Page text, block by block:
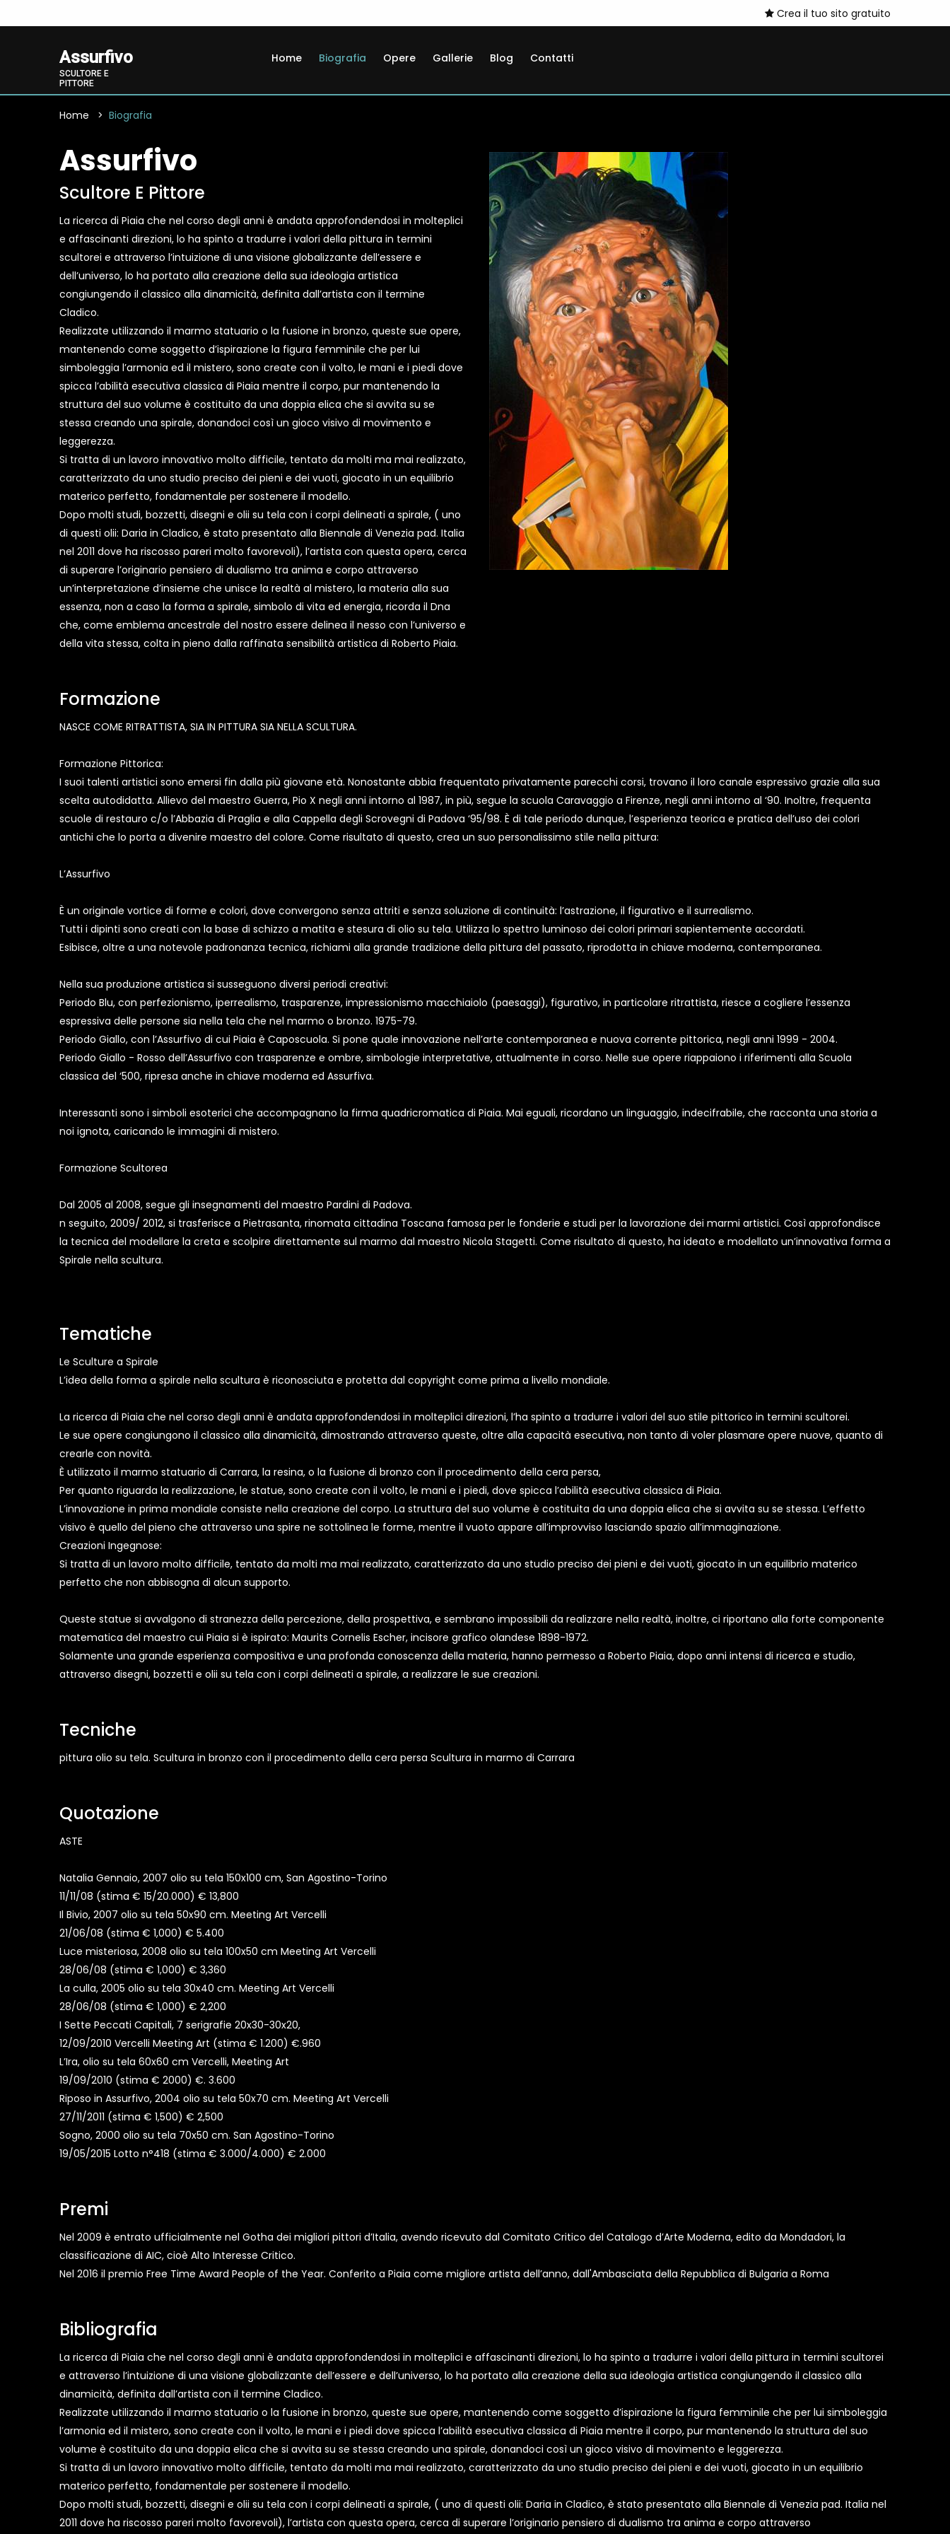
Crea il tuo sito gratuito
Assurfivo
SCULTORE E
PITTORE
Home Biografia Opere Gallerie Blog Contatti
Home Biografia
Assurfivo
Scultore E Pittore
La ricerca di Piaia che nel corso degli anni è andata approfondendosi in molteplici
e affascinanti direzioni, lo ha spinto a tradurre i valori della pittura in termini
scultorei e attraverso l’intuizione di una visione globalizzante dell’essere e
dell’universo, lo ha portato alla creazione della sua ideologia artistica
congiungendo il classico alla dinamicità, definita dall’artista con il termine
Cladico.
Realizzate utilizzando il marmo statuario o la fusione in bronzo, queste sue opere,
mantenendo come soggetto d’ispirazione la figura femminile che per lui
simboleggia l’armonia ed il mistero, sono create con il volto, le mani e i piedi dove
spicca l’abilità esecutiva classica di Piaia mentre il corpo, pur mantenendo la
struttura del suo volume è costituito da una doppia elica che si avvita su se
stessa creando una spirale, donandoci così un gioco visivo di movimento e
leggerezza.
Si tratta di un lavoro innovativo molto difficile, tentato da molti ma mai realizzato,
caratterizzato da uno studio preciso dei pieni e dei vuoti, giocato in un equilibrio
materico perfetto, fondamentale per sostenere il modello.
Dopo molti studi, bozzetti, disegni e olii su tela con i corpi delineati a spirale, ( uno
di questi olii: Daria in Cladico, è stato presentato alla Biennale di Venezia pad. Italia
nel 2011 dove ha riscosso pareri molto favorevoli), l’artista con questa opera, cerca
di superare l’originario pensiero di dualismo tra anima e corpo attraverso
un’interpretazione d’insieme che unisce la realtà al mistero, la materia alla sua
essenza, non a caso la forma a spirale, simbolo di vita ed energia, ricorda il Dna
che, come emblema ancestrale del nostro essere delinea il nesso con l’universo e
della vita stessa, colta in pieno dalla raffinata sensibilità artistica di Roberto Piaia.
Formazione
NASCE COME RITRATTISTA, SIA IN PITTURA SIA NELLA SCULTURA.
Formazione Pittorica:
I suoi talenti artistici sono emersi fin dalla più giovane età. Nonostante abbia frequentato privatamente parecchi corsi, trovano il loro canale espressivo grazie alla sua
scelta autodidatta. Allievo del maestro Guerra, Pio X negli anni intorno al 1987, in più, segue la scuola Caravaggio a Firenze, negli anni intorno al ‘90. Inoltre, frequenta
scuole di restauro c/o l’Abbazia di Praglia e alla Cappella degli Scrovegni di Padova ‘95/98. È di tale periodo dunque, l’esperienza teorica e pratica dell’uso dei colori
antichi che lo porta a divenire maestro del colore. Come risultato di questo, crea un suo personalissimo stile nella pittura:
L’Assurfivo
È un originale vortice di forme e colori, dove convergono senza attriti e senza soluzione di continuità: l’astrazione, il figurativo e il surrealismo.
Tutti i dipinti sono creati con la base di schizzo a matita e stesura di olio su tela. Utilizza lo spettro luminoso dei colori primari sapientemente accordati.
Esibisce, oltre a una notevole padronanza tecnica, richiami alla grande tradizione della pittura del passato, riprodotta in chiave moderna, contemporanea.
Nella sua produzione artistica si susseguono diversi periodi creativi:
Periodo Blu, con perfezionismo, iperrealismo, trasparenze, impressionismo macchiaiolo (paesaggi), figurativo, in particolare ritrattista, riesce a cogliere l’essenza
espressiva delle persone sia nella tela che nel marmo o bronzo. 1975-79.
Periodo Giallo, con l’Assurfivo di cui Piaia è Caposcuola. Si pone quale innovazione nell’arte contemporanea e nuova corrente pittorica, negli anni 1999 - 2004.
Periodo Giallo - Rosso dell’Assurfivo con trasparenze e ombre, simbologie interpretative, attualmente in corso. Nelle sue opere riappaiono i riferimenti alla Scuola
classica del ‘500, ripresa anche in chiave moderna ed Assurfiva.
Interessanti sono i simboli esoterici che accompagnano la firma quadricromatica di Piaia. Mai eguali, ricordano un linguaggio, indecifrabile, che racconta una storia a
noi ignota, caricando le immagini di mistero.
Formazione Scultorea
Dal 2005 al 2008, segue gli insegnamenti del maestro Pardini di Padova.
n seguito, 2009/ 2012, si trasferisce a Pietrasanta, rinomata cittadina Toscana famosa per le fonderie e studi per la lavorazione dei marmi artistici. Così approfondisce
la tecnica del modellare la creta e scolpire direttamente sul marmo dal maestro Nicola Stagetti. Come risultato di questo, ha ideato e modellato un’innovativa forma a
Spirale nella scultura.
Tematiche
Le Sculture a Spirale
L’idea della forma a spirale nella scultura è riconosciuta e protetta dal copyright come prima a livello mondiale.
La ricerca di Piaia che nel corso degli anni è andata approfondendosi in molteplici direzioni, l’ha spinto a tradurre i valori del suo stile pittorico in termini scultorei.
Le sue opere congiungono il classico alla dinamicità, dimostrando attraverso queste, oltre alla capacità esecutiva, non tanto di voler plasmare opere nuove, quanto di
crearle con novità.
È utilizzato il marmo statuario di Carrara, la resina, o la fusione di bronzo con il procedimento della cera persa,
Per quanto riguarda la realizzazione, le statue, sono create con il volto, le mani e i piedi, dove spicca l’abilità esecutiva classica di Piaia.
L’innovazione in prima mondiale consiste nella creazione del corpo. La struttura del suo volume è costituita da una doppia elica che si avvita su se stessa. L’effetto
visivo è quello del pieno che attraverso una spire ne sottolinea le forme, mentre il vuoto appare all’improvviso lasciando spazio all’immaginazione.
Creazioni Ingegnose:
Si tratta di un lavoro molto difficile, tentato da molti ma mai realizzato, caratterizzato da uno studio preciso dei pieni e dei vuoti, giocato in un equilibrio materico
perfetto che non abbisogna di alcun supporto.
Queste statue si avvalgono di stranezza della percezione, della prospettiva, e sembrano impossibili da realizzare nella realtà, inoltre, ci riportano alla forte componente
matematica del maestro cui Piaia si è ispirato: Maurits Cornelis Escher, incisore grafico olandese 1898-1972.
Solamente una grande esperienza compositiva e una profonda conoscenza della materia, hanno permesso a Roberto Piaia, dopo anni intensi di ricerca e studio,
attraverso disegni, bozzetti e olii su tela con i corpi delineati a spirale, a realizzare le sue creazioni.
Tecniche
pittura olio su tela. Scultura in bronzo con il procedimento della cera persa Scultura in marmo di Carrara
Quotazione
ASTE
Natalia Gennaio, 2007 olio su tela 150x100 cm, San Agostino-Torino
11/11/08 (stima € 15/20.000) € 13,800
Il Bivio, 2007 olio su tela 50x90 cm. Meeting Art Vercelli
21/06/08 (stima € 1,000) € 5.400
Luce misteriosa, 2008 olio su tela 100x50 cm Meeting Art Vercelli
28/06/08 (stima € 1,000) € 3,360
La culla, 2005 olio su tela 30x40 cm. Meeting Art Vercelli
28/06/08 (stima € 1,000) € 2,200
I Sette Peccati Capitali, 7 serigrafie 20x30-30x20,
12/09/2010 Vercelli Meeting Art (stima € 1.200) €.960
L’Ira, olio su tela 60x60 cm Vercelli, Meeting Art
19/09/2010 (stima € 2000) €. 3.600
Riposo in Assurfivo, 2004 olio su tela 50x70 cm. Meeting Art Vercelli
27/11/2011 (stima € 1,500) € 2,500
Sogno, 2000 olio su tela 70x50 cm. San Agostino-Torino
19/05/2015 Lotto n°418 (stima € 3.000/4.000) € 2.000
Premi
Nel 2009 è entrato ufficialmente nel Gotha dei migliori pittori d’Italia, avendo ricevuto dal Comitato Critico del Catalogo d’Arte Moderna, edito da Mondadori, la
classificazione di AIC, cioè Alto Interesse Critico.
Nel 2016 il premio Free Time Award People of the Year. Conferito a Piaia come migliore artista dell’anno, dall'Ambasciata della Repubblica di Bulgaria a Roma
Bibliografia
La ricerca di Piaia che nel corso degli anni è andata approfondendosi in molteplici e affascinanti direzioni, lo ha spinto a tradurre i valori della pittura in termini scultorei
e attraverso l’intuizione di una visione globalizzante dell’essere e dell’universo, lo ha portato alla creazione della sua ideologia artistica congiungendo il classico alla
dinamicità, definita dall’artista con il termine Cladico.
Realizzate utilizzando il marmo statuario o la fusione in bronzo, queste sue opere, mantenendo come soggetto d’ispirazione la figura femminile che per lui simboleggia
l’armonia ed il mistero, sono create con il volto, le mani e i piedi dove spicca l’abilità esecutiva classica di Piaia mentre il corpo, pur mantenendo la struttura del suo
volume è costituito da una doppia elica che si avvita su se stessa creando una spirale, donandoci così un gioco visivo di movimento e leggerezza.
Si tratta di un lavoro innovativo molto difficile, tentato da molti ma mai realizzato, caratterizzato da uno studio preciso dei pieni e dei vuoti, giocato in un equilibrio
materico perfetto, fondamentale per sostenere il modello.
Dopo molti studi, bozzetti, disegni e olii su tela con i corpi delineati a spirale, ( uno di questi olii: Daria in Cladico, è stato presentato alla Biennale di Venezia pad. Italia nel
2011 dove ha riscosso pareri molto favorevoli), l’artista con questa opera, cerca di superare l’originario pensiero di dualismo tra anima e corpo attraverso